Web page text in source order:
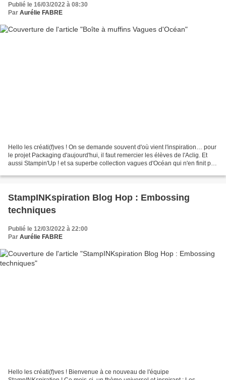
Publié le 16/03/2022 à 08:30
Par Aurélie FABRE
Hello les créati(f)ves ! On se demande souvent d'où vient l'inspiration… pour
le projet Packaging d'aujourd'hui, il faut remercier les élèves de l'Aclig. Et
aussi Stampin'Up ! et sa superbe collection vagues d'Océan qui n'en finit pas
StampINKspiration Blog Hop : Embossing
techniques
Publié le 12/03/2022 à 22:00
Par Aurélie FABRE
Hello les créati(f)ves ! Bienvenue à ce nouveau de l'équipe